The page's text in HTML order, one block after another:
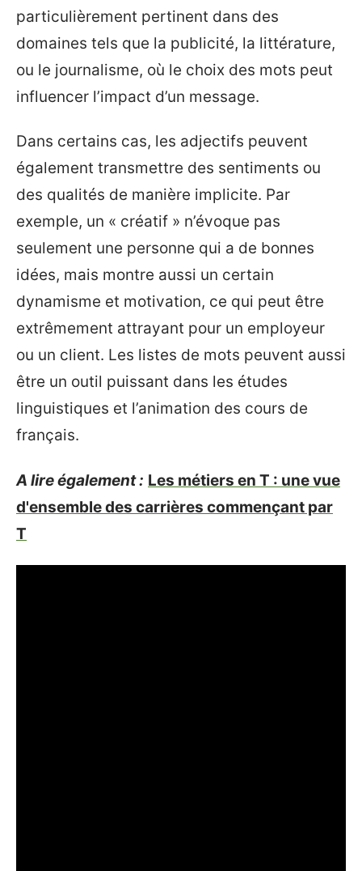
particulièrement pertinent dans des
domaines tels que la publicité, la littérature,
ou le journalisme, où le choix des mots peut
influencer l’impact d’un message.
Dans certains cas, les adjectifs peuvent
également transmettre des sentiments ou
des qualités de manière implicite. Par
exemple, un « créatif » n’évoque pas
seulement une personne qui a de bonnes
idées, mais montre aussi un certain
dynamisme et motivation, ce qui peut être
extrêmement attrayant pour un employeur
ou un client. Les listes de mots peuvent aussi
être un outil puissant dans les études
linguistiques et l’animation des cours de
français.
A lire également : Les métiers en T : une vue
d'ensemble des carrières commençant par
T